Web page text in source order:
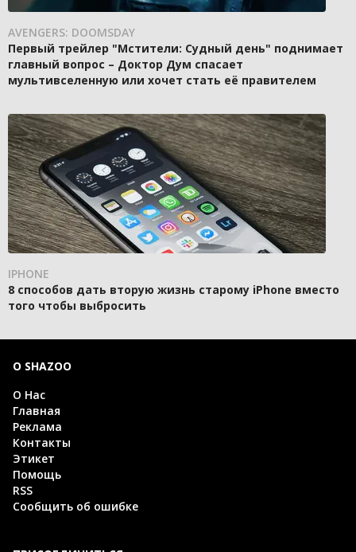
AVENGERS: DOOMSDAY
Первый трейлер "Мстители: Судный день" поднимает
главный вопрос – Доктор Дум спасает
мультивселенную или хочет стать её правителем
IPHONE
8 способов дать вторую жизнь старому iPhone вместо
того чтобы выбросить
О SHAZOO
О Нас
Главная
Реклама
Контакты
Этикет
Помощь
RSS
Сообщить об ошибке